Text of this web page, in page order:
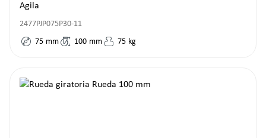
Agila
2477PJP075P30-11
75 mm 100 mm 75 kg